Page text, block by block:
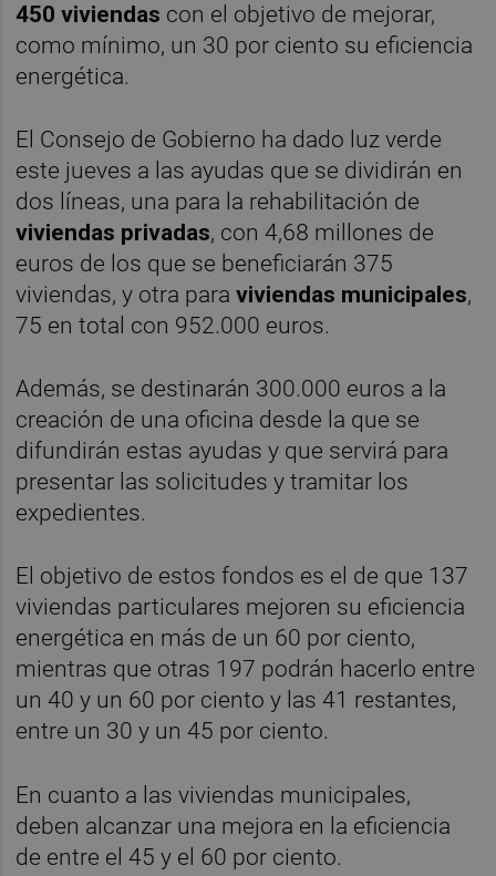
450 viviendas con el objetivo de mejorar,
como mínimo, un 30 por ciento su eficiencia
energética.
El Consejo de Gobierno ha dado luz verde
este jueves a las ayudas que se dividirán en
dos líneas, una para la rehabilitación de
viviendas privadas, con 4,68 millones de
euros de los que se beneficiarán 375
viviendas, y otra paraviviendas municipales,
75 en total con 952.000 euros.
Además, se destinarán 300.000 euros a la
creación de una oficina desde la que se
difundirán estas ayudas y que servirá para
presentar las solicitudes y tramitar los
expedientes.
El objetivo de estos fondos es el de que 137
viviendas particulares mejoren su eficiencia
energética en más de un 60 por ciento,
mientras que otras 197 podrán hacerlo entre
un 40 y un 60 por ciento y las 41 restantes,
entre un 30 y un 45 por ciento.
En cuanto a las viviendas municipales,
deben alcanzar una mejora en la eficiencia
de entre el 45 y el 60 por ciento.